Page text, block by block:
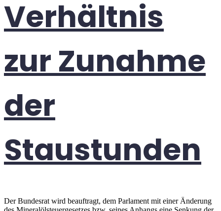
Verhältnis
zur Zunahme
der
Staustunden
Der Bundesrat wird beauftragt, dem Parlament mit einer Änderung